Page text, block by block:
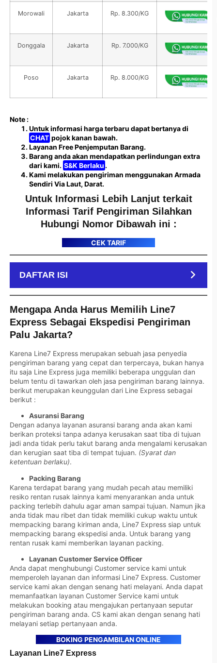
Morowali Jakarta Rp. 8.300/KG
Donggala Jakarta Rp. 7.000/KG
Poso Jakarta Rp. 8.000/KG
Note :
Untuk informasi harga terbaru dapat bertanya di
CHAT pojok kanan bawah.
Layanan Free Penjemputan Barang.
Barang anda akan mendapatkan perlindungan extra
dari kami. S&K Berlaku .
Kami melakukan pengiriman menggunakan Armada
Sendiri Via Laut, Darat.
Untuk Informasi Lebih Lanjut terkait
Informasi Tarif Pengiriman Silahkan
Hubungi Nomor Dibawah ini :
CEK TARIF
DAFTAR ISI
Mengapa Anda Harus Memilih Line7
Express Sebagai Ekspedisi Pengiriman
Palu Jakarta?
Karena Line7 Express merupakan sebuah jasa penyedia
pengiriman barang yang cepat dan terpercaya, bukan hanya
itu saja Line Express juga memiliki beberapa unggulan dan
belum tentu di tawarkan oleh jasa pengiriman barang lainnya.
berikut merupakan keunggulan dari Line Express sebagai
berikut :
Asuransi Barang
Dengan adanya layanan asuransi barang anda akan kami
berikan proteksi tanpa adanya kerusakan saat tiba di tujuan
jadi anda tidak perlu takut barang anda mengalami kerusakan
dan kerugian saat tiba di tempat tujuan. (Syarat dan
ketentuan berlaku).
Packing Barang
Karena terdapat barang yang mudah pecah atau memiliki
resiko rentan rusak lainnya kami menyarankan anda untuk
packing terlebih dahulu agar aman sampai tujuan. Namun jika
anda tidak mau ribet dan tidak memiliki cukup waktu untuk
mempacking barang kiriman anda, Line7 Express siap untuk
mempacking barang ekspedisi anda. Untuk barang yang
rentan rusak kami memberikan layanan packing.
Layanan Customer Service Officer
Anda dapat menghubungi Customer service kami untuk
memperoleh layanan dan informasi Line7 Express. Customer
service kami akan dengan senang hati melayani. Anda dapat
memanfaatkan layanan Customer Service kami untuk
melakukan booking atau mengajukan pertanyaan seputar
pengiriman barang anda. CS kami akan dengan senang hati
melayani setiap pertanyaan anda.
BOKING PENGAMBILAN ONLINE
Layanan Line7 Express